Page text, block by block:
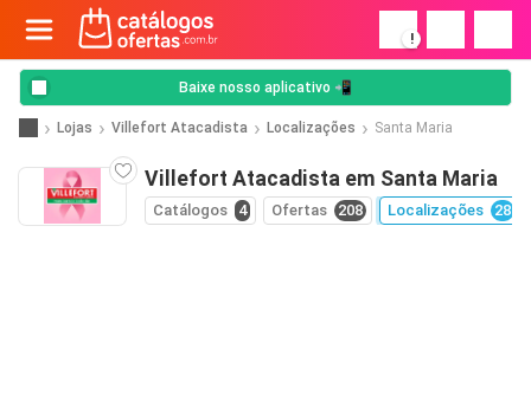
!
Baixe nosso aplicativo 📲
Lojas Villefort Atacadista Localizações Santa Maria
Villefort Atacadista em Santa Maria
Catálogos 4 Ofertas 208 Localizações 28